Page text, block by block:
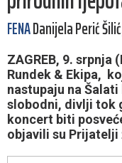
FENADanijela Perić
ZAGREB, 9. srpnja
Rundek & Ekipa,
nastupaju na
slobodni, divlji tok
koncert biti
objavili su